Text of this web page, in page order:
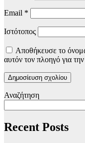
Email *
Ιστότοπος
Αποθήκευσε το
αυτόν τον πλοηγό για
Αναζήτηση
Recent Posts